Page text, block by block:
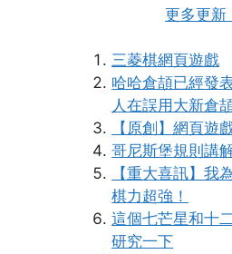
更多更新
三菱棋網頁遊戲
哈哈倉頡已經發
人在誤用大新倉
【原創】網頁遊
哥尼斯堡規則講
【重大喜訊】我
棋力超強！
這個七芒星和十
研究一下